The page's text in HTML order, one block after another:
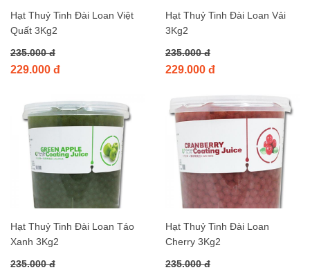
Hạt Thuỷ Tinh Đài Loan Việt
Quất 3Kg2
235.000 đ
229.000 đ
Hạt Thuỷ Tinh Đài Loan Vải
3Kg2
235.000 đ
229.000 đ
Hạt Thuỷ Tinh Đài Loan Táo
Xanh 3Kg2
235.000 đ
Hạt Thuỷ Tinh Đài Loan
Cherry 3Kg2
235.000 đ